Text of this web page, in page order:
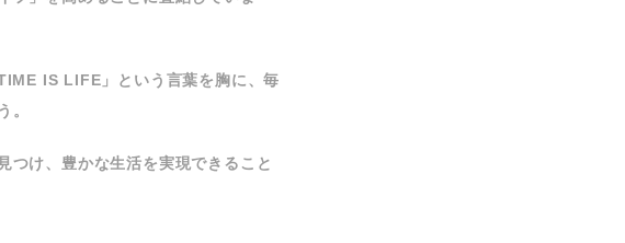
IS LIFE」という言葉を胸に、毎
。
つけ、豊かな生活を実現できること